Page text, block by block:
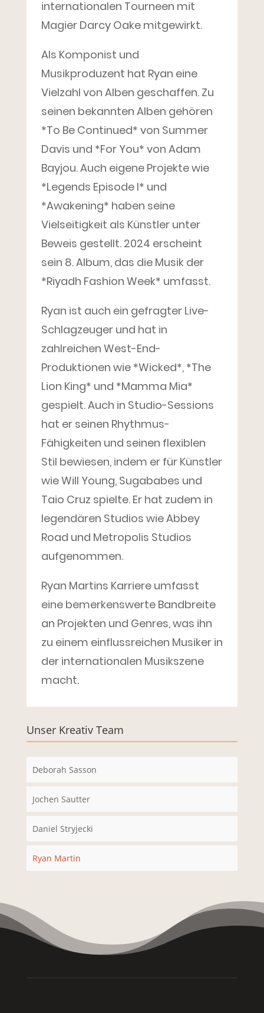
internationalen Tourneen mit
Magier Darcy Oake mitgewirkt.
Als Komponist und
Musikproduzent hat Ryan eine
Vielzahl von Alben geschaffen. Zu
seinen bekannten Alben gehören
*To Be Continued* von Summer
Davis und *For You* von Adam
Bayjou. Auch eigene Projekte wie
*Legends Episode I* und
*Awakening* haben seine
Vielseitigkeit als Künstler unter
Beweis gestellt. 2024 erscheint
sein 8. Album, das die Musik der
*Riyadh Fashion Week* umfasst.
Ryan ist auch ein gefragter Live-
Schlagzeuger und hat in
zahlreichen West-End-
Produktionen wie *Wicked*, *The
Lion King* und *Mamma Mia*
gespielt. Auch in Studio-Sessions
hat er seinen Rhythmus-
Fähigkeiten und seinen flexiblen
Stil bewiesen, indem er für Künstler
wie Will Young, Sugababes und
Taio Cruz spielte. Er hat zudem in
legendären Studios wie Abbey
Road und Metropolis Studios
aufgenommen.
Ryan Martins Karriere umfasst
eine bemerkenswerte Bandbreite
an Projekten und Genres, was ihn
zu einem einflussreichen Musiker in
der internationalen Musikszene
macht.
Unser Kreativ Team
Deborah Sasson
Jochen Sautter
Daniel Stryjecki
Ryan Martin